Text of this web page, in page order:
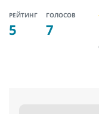
РЕЙТИНГ
5
ГОЛОСОВ
7